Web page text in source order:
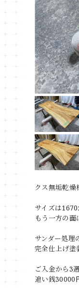
クス無垢乾燥
サイズは
もう一方の
サンダー処理
完全仕上げ塗
ご入金から3
追い銭30000